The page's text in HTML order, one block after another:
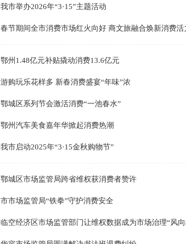
我市举办2026年“3·15”主题活动
春节期间全市消费市场红火向好 商文旅融合焕新消费活
鄂州1.48亿元补贴撬动消费13.6亿元
游购玩乐花样多 新春消费盛宴“年味”浓
鄂城区系列节会激活消费“一池春水”
鄂州汽车美食嘉年华掀起消费热潮
我市启动2025年“3·15金秋购物节”
鄂城区市场监管局跨省维权获消费者赞许
市市场监管局“铁拳”守护消费安全
临空经济区市场监管部门让维权数据成为市场治理“风向